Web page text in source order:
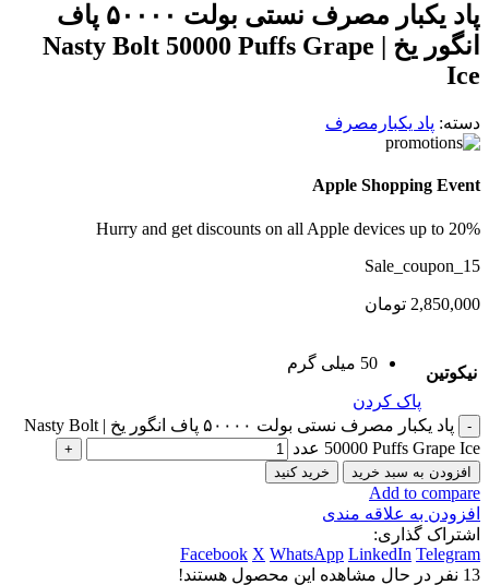
پاد یکبار مصرف نستی بولت ۵۰۰۰۰ پاف
انگور یخ | Nasty Bolt 50000 Puffs Grape
Ice
دسته: پاد یکبارمصرف
Apple Shopping Event
Hurry and get discounts on all Apple devices up to 20%
Sale_coupon_15
2,850,000 تومان
نیکوتین
50 میلی گرم
پاک کردن
پاد یکبار مصرف نستی بولت ۵۰۰۰۰ پاف انگور یخ | Nasty Bolt
50000 Puffs Grape Ice عدد
افزودن به سبد خرید خرید کنید
Add to compare
افزودن به علاقه مندی
اشتراک گذاری:
Facebook X WhatsApp LinkedIn Telegram
13 نفر در حال مشاهده این محصول هستند!